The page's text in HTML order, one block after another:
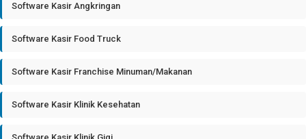
Software Kasir Angkringan
Software Kasir Food Truck
Software Kasir Franchise Minuman/Makanan
Software Kasir Klinik Kesehatan